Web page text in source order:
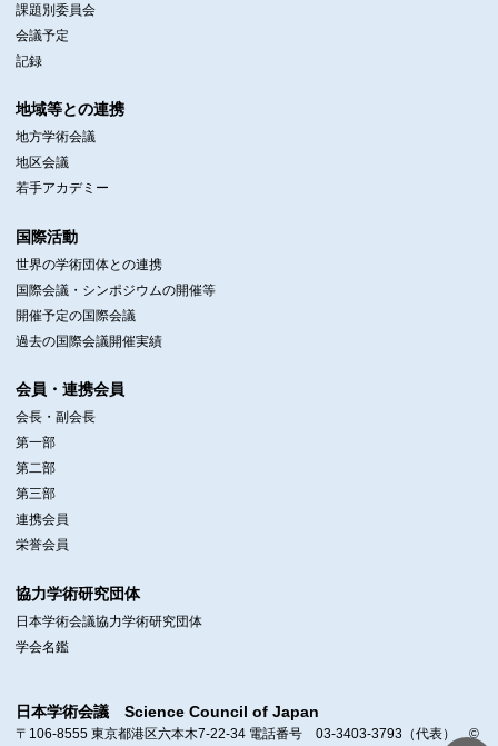
課題別委員会
会議予定
記録
地域等との連携
地方学術会議
地区会議
若手アカデミー
国際活動
世界の学術団体との連携
国際会議・シンポジウムの開催等
開催予定の国際会議
過去の国際会議開催実績
会員・連携会員
会長・副会長
第一部
第二部
第三部
連携会員
栄誉会員
協力学術研究団体
日本学術会議協力学術研究団体
学会名鑑
日本学術会議 Science Council of Japan
〒106-8555 東京都港区六本木7-22-34 電話番号 03-3403-3793（代表） ©